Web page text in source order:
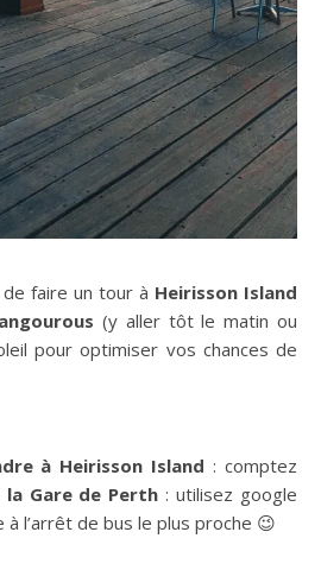
de faire un tour à Heirisson Island
(y aller tôt le matin ou
pour optimiser vos chances de
à Heirisson Island: comptez
la Gare de Perth: utilisez google
l’arrêt de bus le plus proche 😉